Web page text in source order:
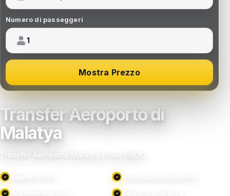
Numero di passeggeri
Mostra Prezzo
Transfer Aeroporto di
Malatya
Transfer Aeroporto Malatya Erhaç (MLX)